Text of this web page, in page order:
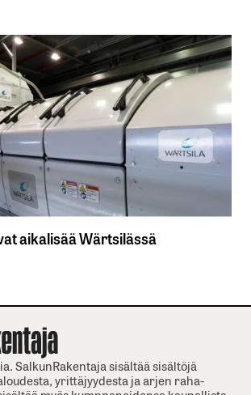
aikalisää Wärtsilässä
SalkunRakentaja sisältää sisältöjä
yrittäjyydesta ja arjen raha-